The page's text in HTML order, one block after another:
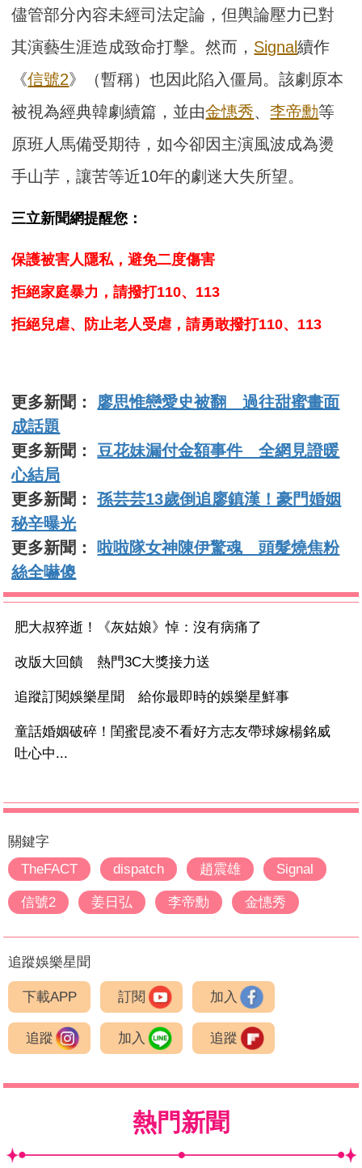
儘管部分內容未經司法定論，但輿論壓力已對
其演藝生涯造成致命打擊。然而， Signal續作
《信號2》（暫稱）也因此陷入僵局。該劇原本
被視為經典韓劇續篇，並由金憓秀、李帝勳等
原班人馬備受期待，如今卻因主演風波成為燙
手山芋，讓苦等近10年的劇迷大失所望。
三立新聞網提醒您：
保護被害人隱私，避免二度傷害
拒絕家庭暴力，請撥打110、113
拒絕兒虐、防止老人受虐，請勇敢撥打110、113
更多新聞： 廖思惟戀愛史被翻 過往甜蜜畫面
成話題
更多新聞：豆花妹漏付金額事件 全網見證暖
心結局
更多新聞：孫芸芸13歲倒追廖鎮漢！豪門婚姻
秘辛曝光
更多新聞： 啦啦隊女神陳伊驚魂 頭髮燒焦粉
絲全嚇傻
肥大叔猝逝！《灰姑娘》悼：沒有病痛了
改版大回饋 熱門3C大獎接力送
追蹤訂閱娛樂星聞 給你最即時的娛樂星鮮事
童話婚姻破碎！閨蜜昆凌不看好方志友帶球嫁楊銘威
吐心中...
關鍵字
TheFACT
dispatch 趙震雄 Signal
信號2 姜日弘 李帝勳 金憓秀
追蹤娛樂星聞
下載APP 訂閱 加入
追蹤 加入 追蹤
熱門新聞